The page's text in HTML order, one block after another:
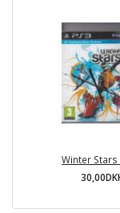
Winter Stars